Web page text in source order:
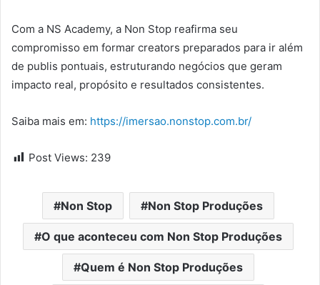
Com a NS Academy, a Non Stop reafirma seu
compromisso em formar creators preparados para ir além
de publis pontuais, estruturando negócios que geram
impacto real, propósito e resultados consistentes.
Saiba mais em: https://imersao.nonstop.com.br/
Post Views: 239
Non Stop Non Stop Produções
O que aconteceu com Non Stop Produções
Quem é Non Stop Produções